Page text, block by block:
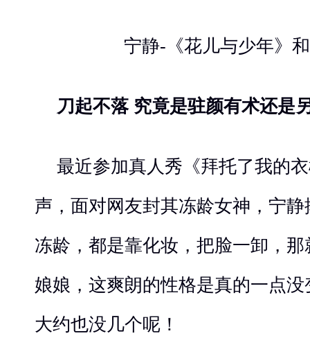
宁静-《花儿与少年》
刀起不落 究竟是驻颜有术还是
最近参加真人秀《拜托了我的
声，面对网友封其冻龄女神，宁
冻龄，都是靠化妆，把脸一卸，
娘娘，这爽朗的性格是真的一点
大约也没几个呢！